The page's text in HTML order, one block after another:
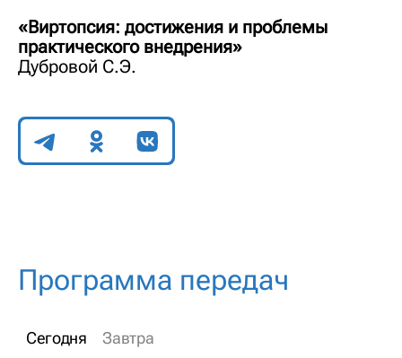
«Виртопсия: достижения и проблемы
практического внедрения»
Дубровой С.Э.
Поделиться
Программа передач
Сегодня Завтра